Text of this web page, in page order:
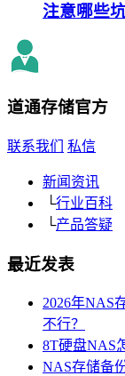
注意哪些坑
道通存储官方
联系我们 私信
新闻资讯
└行业百科
└产品答疑
最近发表
2026年NAS
不行？
8T硬盘NAS
NAS存储备